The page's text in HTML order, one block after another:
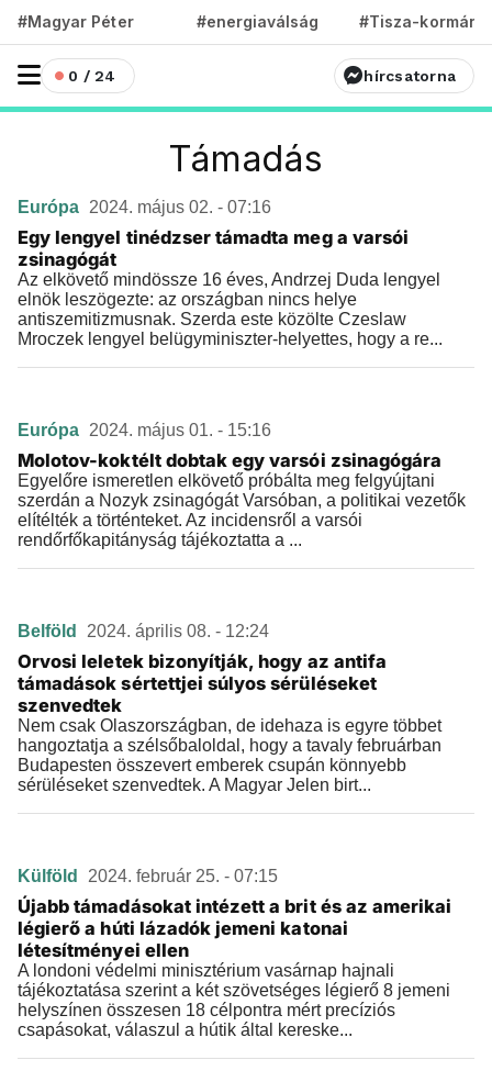
#Magyar Péter #energiaválság #Tisza-kormány
0 / 24 hírcsatorna
Támadás
Európa 2024. május 02. - 07:16
Egy lengyel tinédzser támadta meg a varsói
zsinagógát
Az elkövető mindössze 16 éves, Andrzej Duda lengyel
elnök leszögezte: az országban nincs helye
antiszemitizmusnak. Szerda este közölte Czeslaw
Mroczek lengyel belügyminiszter-helyettes, hogy a re...
Európa 2024. május 01. - 15:16
Molotov-koktélt dobtak egy varsói zsinagógára
Egyelőre ismeretlen elkövető próbálta meg felgyújtani
szerdán a Nozyk zsinagógát Varsóban, a politikai vezetők
elítélték a történteket. Az incidensről a varsói
rendőrfőkapitányság tájékoztatta a ...
Belföld 2024. április 08. - 12:24
Orvosi leletek bizonyítják, hogy az antifa
támadások sértettjei súlyos sérüléseket
szenvedtek
Nem csak Olaszországban, de idehaza is egyre többet
hangoztatja a szélsőbaloldal, hogy a tavaly februárban
Budapesten összevert emberek csupán könnyebb
sérüléseket szenvedtek. A Magyar Jelen birt...
Külföld 2024. február 25. - 07:15
Újabb támadásokat intézett a brit és az amerikai
légierő a húti lázadók jemeni katonai
létesítményei ellen
A londoni védelmi minisztérium vasárnap hajnali
tájékoztatása szerint a két szövetséges légierő 8 jemeni
helyszínen összesen 18 célpontra mért precíziós
csapásokat, válaszul a hútik által kereske...